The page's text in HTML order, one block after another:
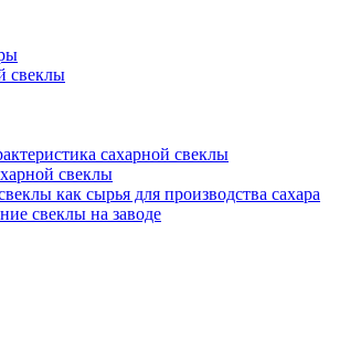
свеклы
сахарной свеклы
свеклы
как сырья для производства сахара
свеклы на заводе